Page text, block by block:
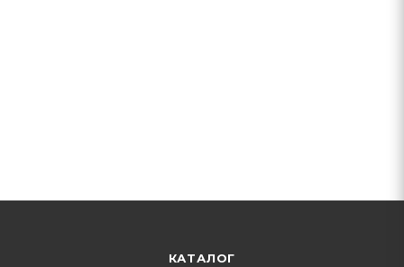
КАТАЛОГ